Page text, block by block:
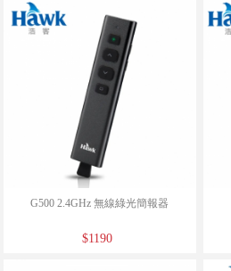
G500 2.4GHz 無線綠光簡報器
$1190